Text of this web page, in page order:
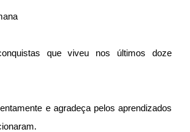
que viveu nos últimos doze
e agradeça pelos aprendizados